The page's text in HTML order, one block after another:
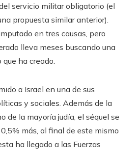
servicio militar obligatorio (el
propuesta similar anterior).
en tres causas, pero
lleva meses buscando una
ha creado.
a Israel en una de sus
y sociales. Además de la
de la mayoría judía, el séquel se
más, al final de este mismo
ha llegado a las Fuerzas